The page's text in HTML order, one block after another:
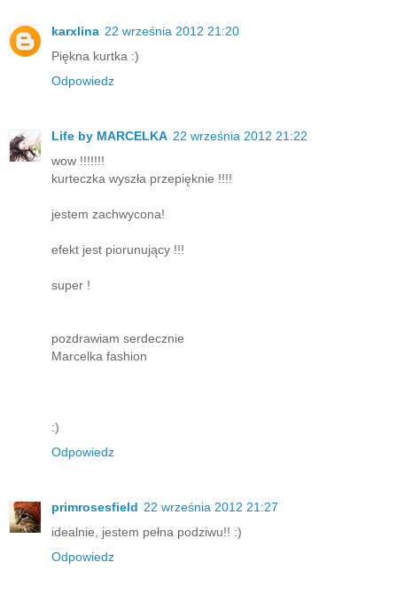
karxlina 22 września 2012 21:20
Piękna kurtka :)
Odpowiedz
Life by MARCELKA 22 września 2012 21:22
wow !!!!!!!
kurteczka wyszła przepięknie !!!!
jestem zachwycona!
efekt jest piorunujący !!!
super !
pozdrawiam serdecznie
Marcelka fashion
:)
Odpowiedz
primrosesfield 22 września 2012 21:27
idealnie, jestem pełna podziwu!! :)
Odpowiedz